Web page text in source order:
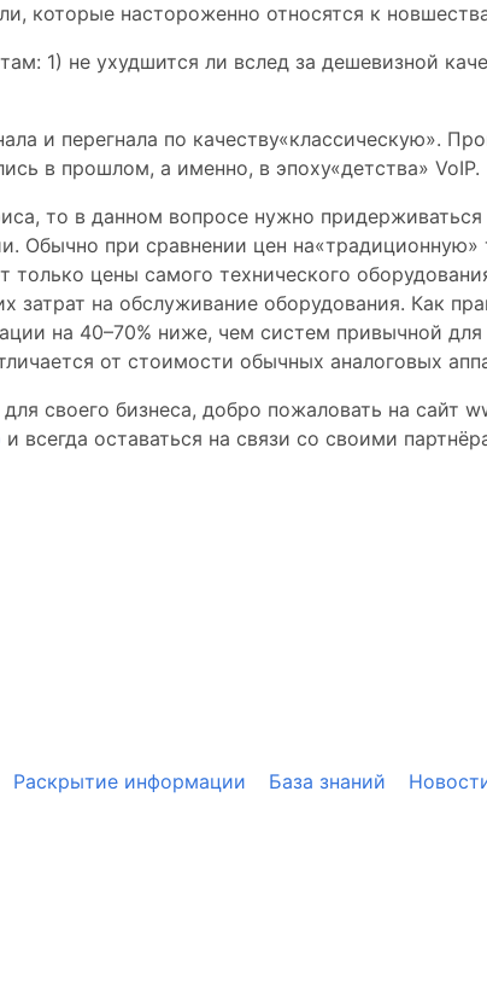
которые настороженно относятся к
1) не ухудшится ли вслед за дешевизной
и перегнала по качеству«классическую».
в прошлом, а именно, в эпоху«детства» VoIP.
то в данном вопросе нужно придерживаться
Обычно при сравнении цен
только цены самого технического
затрат на обслуживание оборудования. Как
на 40–70% ниже, чем систем привычной
от стоимости обычных аналоговых
своего бизнеса, добро пожаловать на сайт
и всегда оставаться на связи со своими
Раскрытие информации База знаний